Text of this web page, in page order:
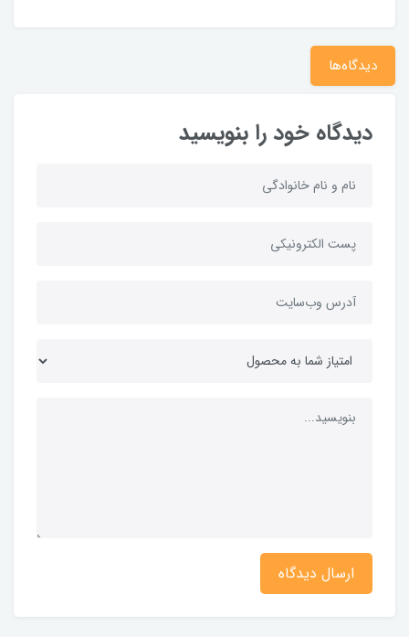
دیدگاه‌ها
دیدگاه خود را بنویسید
ارسال دیدگاه